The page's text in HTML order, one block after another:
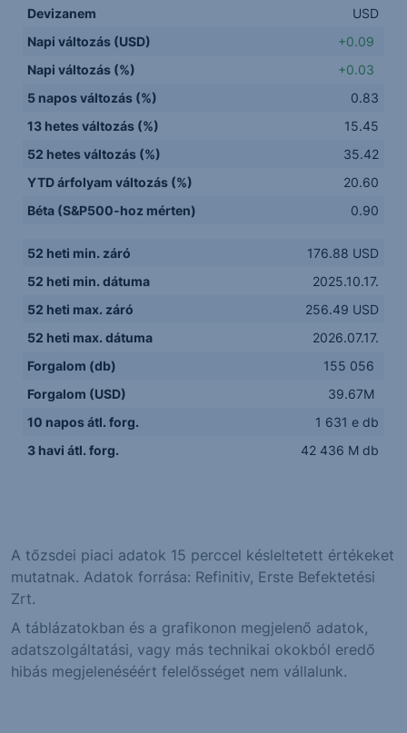
Devizanem
USD
Napi változás (USD)
+0.09
Napi változás (%)
+0.03
5 napos változás (%)
0.83
13 hetes változás (%)
15.45
52 hetes változás (%)
35.42
YTD árfolyam változás (%)
20.60
Béta (S&P500-hoz mérten)
0.90
52 heti min. záró
176.88 USD
52 heti min. dátuma
2025.10.17.
52 heti max. záró
256.49 USD
52 heti max. dátuma
2026.07.17.
Forgalom (db)
155 056
Forgalom (USD)
39.67M
10 napos átl. forg.
1 631 e db
3 havi átl. forg.
42 436 M db
A tőzsdei piaci adatok 15 perccel késleltetett értékeket
mutatnak. Adatok forrása: Refinitiv, Erste Befektetési
Zrt.
A táblázatokban és a grafikonon megjelenő adatok,
adatszolgáltatási, vagy más technikai okokból eredő
hibás megjelenéséért felelősséget nem vállalunk.